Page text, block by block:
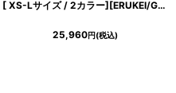
[ XS-Lサイズ / 2カラー][ERUKEI/GINZA COUTURE]オーガンジー・ジャガード・花柄・金糸・ノースリーブ・Vネック・Aライン・フレア・ミディアムドレス・ワンピース[送料無料]
25,960円(税込)